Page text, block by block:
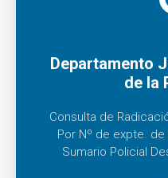
Departamento
de la
Consulta de
Por Nº de expte.
Sumario Policial